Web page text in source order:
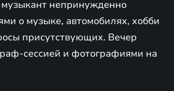
непринужденно
о музыке, автомобилях, хобби
присутствующих. Вечер
сессией и фотографиями на